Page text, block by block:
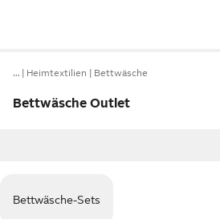
… Heimtextilien Bettwäsche
Bettwäsche Outlet
Bettwäsche-Sets